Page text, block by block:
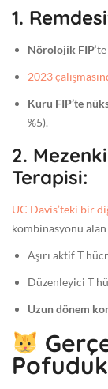
1.
Nörolojik FIP
2023
Kuru FIP’te
%5).
2.
Terapisi:
UC Davis’teki bir
kombinasyonu
Aşırı aktif T
Düzenleyici T
Uzun dönem